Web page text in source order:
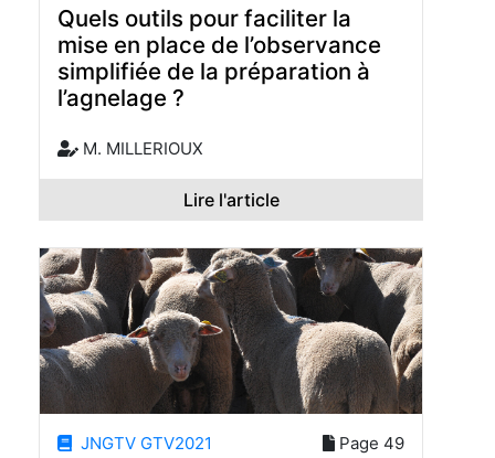
Quels outils pour faciliter la
mise en place de l’observance
simplifiée de la préparation à
l’agnelage ?
M. MILLERIOUX
Lire l'article
JNGTV GTV2021 Page 49